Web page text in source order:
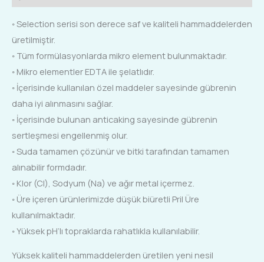
◦ Selection serisi son derece saf ve kaliteli hammaddelerden
üretilmiştir.
◦ Tüm formülasyonlarda mikro element bulunmaktadır.
◦ Mikro elementler EDTA ile şelatlıdır.
◦ İçerisinde kullanılan özel maddeler sayesinde gübrenin
daha iyi alınmasını sağlar.
◦ İçerisinde bulunan anticaking sayesinde gübrenin
sertleşmesi engellenmiş olur.
◦ Suda tamamen çözünür ve bitki tarafından tamamen
alınabilir formdadır.
◦ Klor (Cl), Sodyum (Na) ve ağır metal içermez.
◦ Üre içeren ürünlerimizde düşük biüretli Pril Üre
kullanılmaktadır.
◦ Yüksek pH’lı topraklarda rahatlıkla kullanılabilir.
Yüksek kaliteli hammaddelerden üretilen yeni nesil